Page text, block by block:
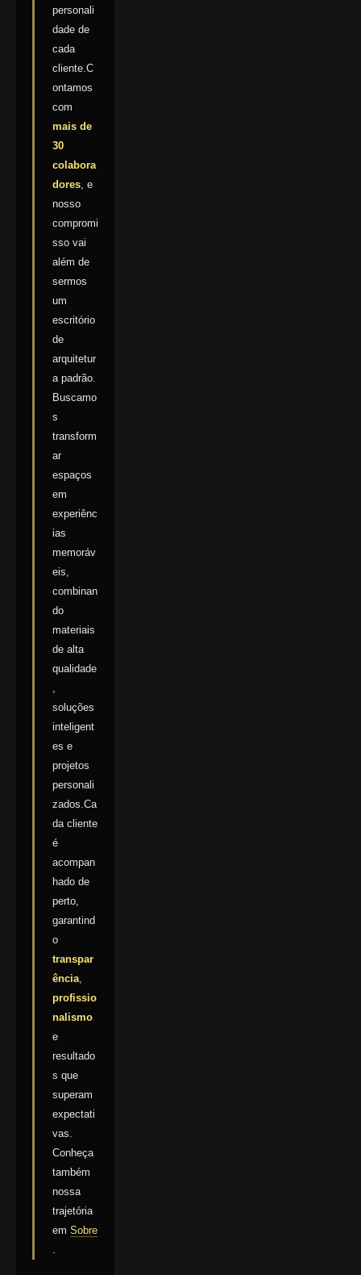
personali
dade de
cada
cliente.C
ontamos
com
mais de
30
colabora
dores , e
nosso
compromi
sso vai
além de
sermos
um
escritório
de
arquitetur
a padrão.
Buscamo
s
transform
ar
espaços
em
experiênc
ias
memoráv
eis,
combinan
do
materiais
de alta
qualidade
soluções
inteligent
es e
projetos
personali
zados.Ca
da cliente
é
acompan
hado de
perto,
garantind
o
transpar
ência
profissio
nalismo
e
resultado
s que
superam
expectati
vas.
Conheça
também
nossa
trajetória
em Sobre